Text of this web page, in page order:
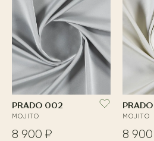
PRADO 002
MOJITO
8 900 ₽
MOJITO
8